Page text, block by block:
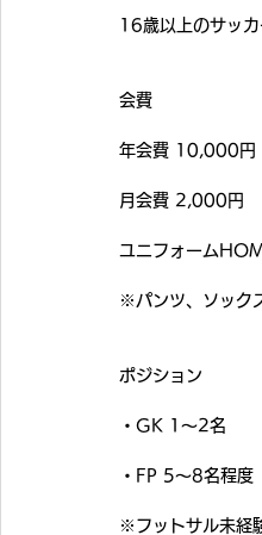
16歳以上のサッ
会費
年会費 10,000円
月会費 2,000円
ユニフォーム
※パンツ、ソック
ポジション
・GK 1〜2名
・FP 5〜8名程度
※フットサル未経